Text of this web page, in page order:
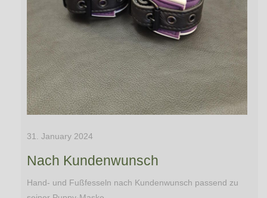
31. January 2024
Nach Kundenwunsch
Hand- und Fußfesseln nach Kundenwunsch passend zu